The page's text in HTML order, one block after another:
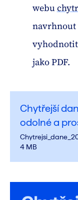
webu
navrhnout
jako PDF.
Chytřejší
odolné a
4 MB